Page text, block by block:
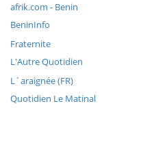
afrik.com - Benin
BeninInfo
Fraternite
L'Autre Quotidien
L´araignée (FR)
Quotidien Le Matinal